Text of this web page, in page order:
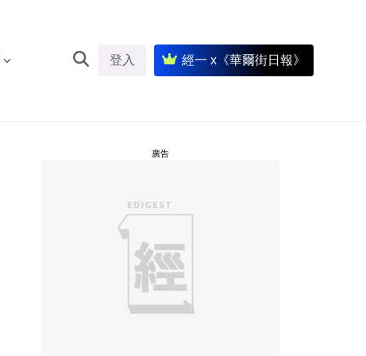
登入 經一 x《華爾街日報》
廣告